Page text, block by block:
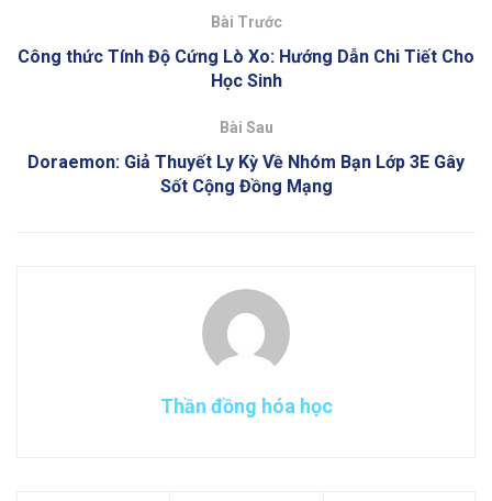
Bài Trước
Công thức Tính Độ Cứng Lò Xo: Hướng Dẫn Chi Tiết Cho
Học Sinh
Bài Sau
Doraemon: Giả Thuyết Ly Kỳ Về Nhóm Bạn Lớp 3E Gây
Sốt Cộng Đồng Mạng
Thần đồng hóa học